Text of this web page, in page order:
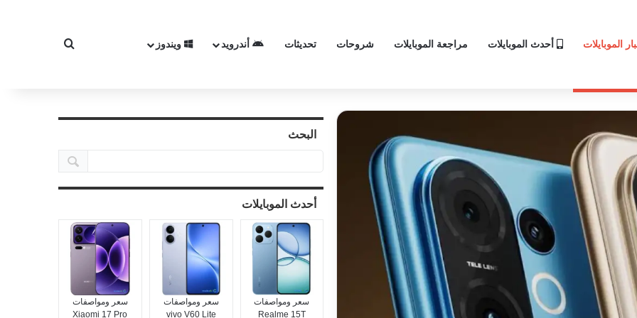
الموبايلات أحدث الموبايلات مراجعة الموبايلات شروحات تحديثات أندرويد ويندوز
البحث
أحدث الموبايلات
سعر ومواصفات
Realme 15T
سعر ومواصفات
vivo V60 Lite
سعر ومواصفات
Xiaomi 17 Pro